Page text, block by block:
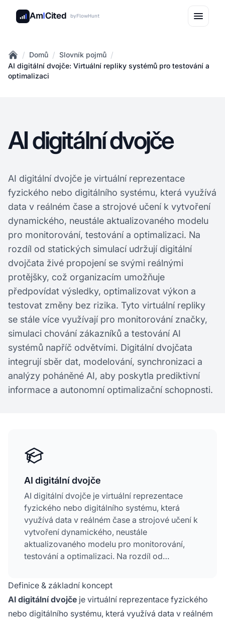
AmICited byFlowHunt
Home
/ Domů / Slovník pojmů /
AI digitální dvojče: Virtuální repliky systémů pro testování a
optimalizaci
AI digitální dvojče
AI digitální dvojče je virtuální reprezentace
fyzického nebo digitálního systému, která využívá
data v reálném čase a strojové učení k vytvoření
dynamického, neustále aktualizovaného modelu
pro monitorování, testování a optimalizaci. Na
rozdíl od statických simulací udržují digitální
dvojčata živé propojení se svými reálnými
protějšky, což organizacím umožňuje
předpovídat výsledky, optimalizovat výkon a
testovat změny bez rizika. Tyto virtuální repliky
se stále více využívají pro monitorování značky,
simulaci chování zákazníků a testování AI
systémů napříč odvětvími. Digitální dvojčata
integrují sběr dat, modelování, synchronizaci a
analýzy poháněné AI, aby poskytla prediktivní
informace a autonomní optimalizační schopnosti.
AI digitální dvojče
AI digitální dvojče je virtuální reprezentace
fyzického nebo digitálního systému, která
využívá data v reálném čase a strojové učení k
vytvoření dynamického, neustále
aktualizovaného modelu pro monitorování,
testování a optimalizaci. Na rozdíl od
živé propojení se svými reálnými protějšky,
což organizacím umožňuje předpovídat
výsledky, optimalizovat výkon a testovat
změny bez rizika. Tyto virtuální repliky se stále
Definice & základní koncept
AI digitální dvojče je virtuální reprezentace fyzického
nebo digitálního systému, která využívá data v reálném